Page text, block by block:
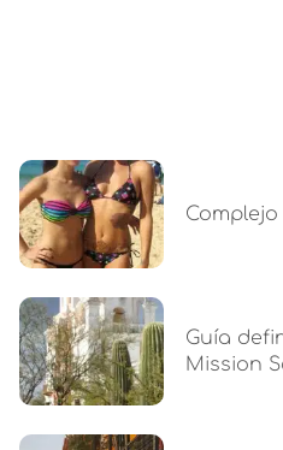
Complejo
Guía
Mission